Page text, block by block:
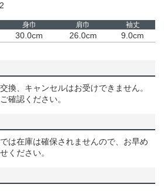
身巾 肩巾 袖丈
30.0cm 26.0cm 9.0cm
換、キャンセルはお受けできません。
確認ください。
は在庫は確保されませんので、お早め
ください。